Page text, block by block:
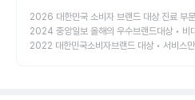
2026 대한민국 소비자 브랜드 대상 진료 부
2024 중앙일보 올해의 우수브랜드대상 • 비
2022 대한민국소비자브랜드 대상 • 서비스만